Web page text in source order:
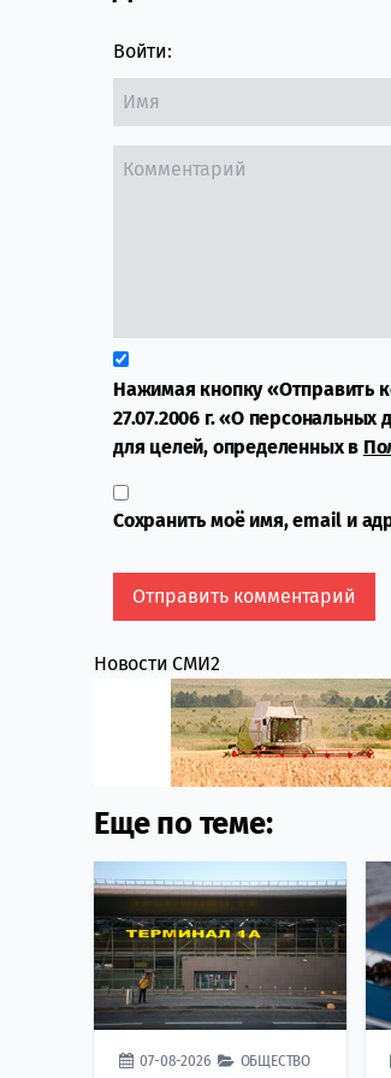
Войти:
Нажимая кнопку «Отправить
27.07.2006 г. «О
для целей, определенных в
Сохранить моё имя, email и
Новости СМИ2
Еще по теме:
07-08-2026 ОБЩЕСТВО